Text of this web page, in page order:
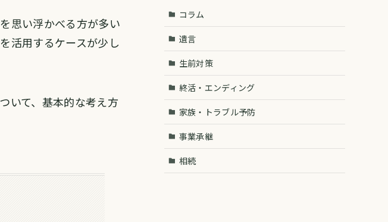
思い浮かべる方が多い
を活用するケースが少し
いて、基本的な考え方
コラム
遺言
生前対策
終活・エンディング
家族・トラブル予防
事業承継
相続